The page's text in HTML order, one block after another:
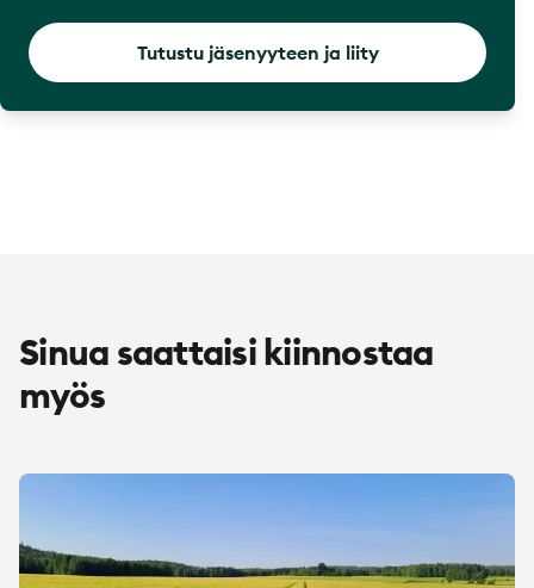
Tutustu jäsenyyteen ja liity
Sinua saattaisi kiinnostaa
myös